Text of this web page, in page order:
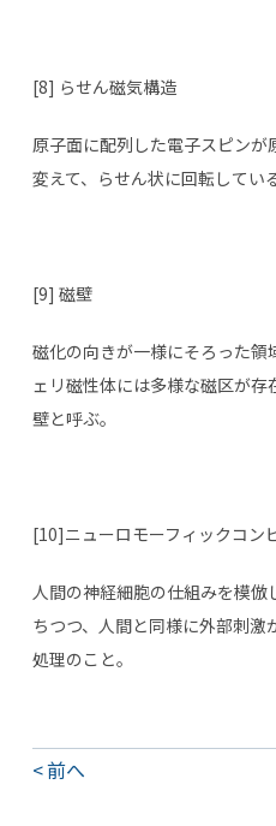
[8] らせん磁気構造
原子面に配列した電子スピン
変えて、らせん状に回転してい
[9] 磁壁
磁化の向きが一様にそろった領
ェリ磁性体には多様な磁区が
壁と呼ぶ。
[10]ニューロモーフィックコン
人間の神経細胞の仕組みを模
ちつつ、人間と同様に外部刺
処理のこと。
前へ